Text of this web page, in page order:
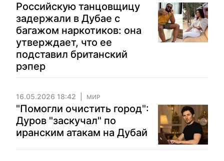
Российскую танцовщицу
задержали в Дубае с
багажом наркотиков: она
утверждает, что ее
подставил британский
рэпер
16.05.2026 18:42 МИР
"Помогли очистить город":
Дуров "заскучал" по
иранским атакам на Дубай